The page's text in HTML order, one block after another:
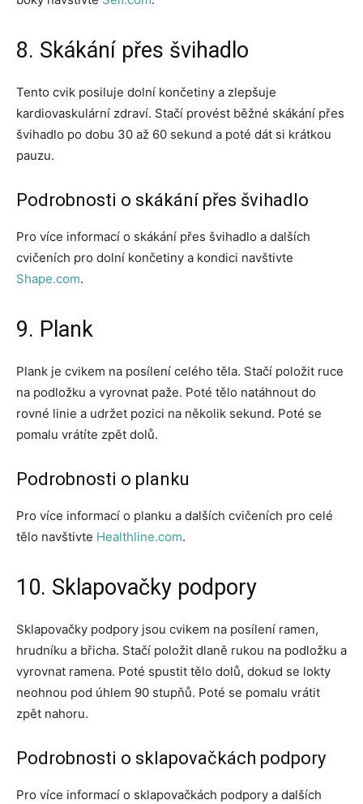
8. Skákání přes švihadlo
Tento cvik posiluje dolní končetiny a zlepšuje
kardiovaskulární zdraví. Stačí provést běžné skákání přes
švihadlo po dobu 30 až 60 sekund a poté dát si krátkou
pauzu.
Podrobnosti o skákání přes švihadlo
Pro více informací o skákání přes švihadlo a dalších
cvičeních pro dolní končetiny a kondici navštivte
Shape.com.
9. Plank
Plank je cvikem na posílení celého těla. Stačí položit ruce
na podložku a vyrovnat paže. Poté tělo natáhnout do
rovné linie a udržet pozici na několik sekund. Poté se
pomalu vrátíte zpět dolů.
Podrobnosti o planku
Pro více informací o planku a dalších cvičeních pro celé
tělo navštivte Healthline.com.
10. Sklapovačky podpory
Sklapovačky podpory jsou cvikem na posílení ramen,
hrudníku a břicha. Stačí položit dlaně rukou na podložku a
vyrovnat ramena. Poté spustit tělo dolů, dokud se lokty
neohnou pod úhlem 90 stupňů. Poté se pomalu vrátit
zpět nahoru.
Podrobnosti o sklapovačkách podpory
Pro více informací o sklapovačkách podpory a dalších